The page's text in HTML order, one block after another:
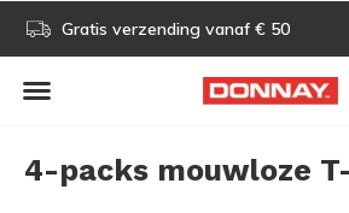
Gratis verzending vanaf € 50
4-packs mouwloze